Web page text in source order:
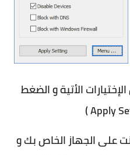
الأتية و الضغط
على الجهاز الخاص بك و